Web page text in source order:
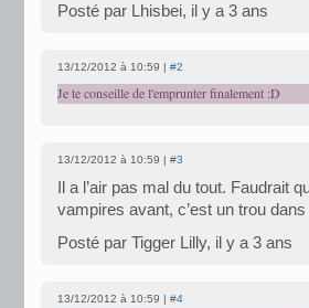
Posté par Lhisbei, il y a 3 ans
13/12/2012 à 10:59 | #2
Je te conseille de l'emprunter finalement :D
13/12/2012 à 10:59 | #3
Il a l’air pas mal du tout. Faudrait
vampires avant, c’est un trou
Posté par Tigger Lilly, il y a 3 ans
13/12/2012 à 10:59 | #4